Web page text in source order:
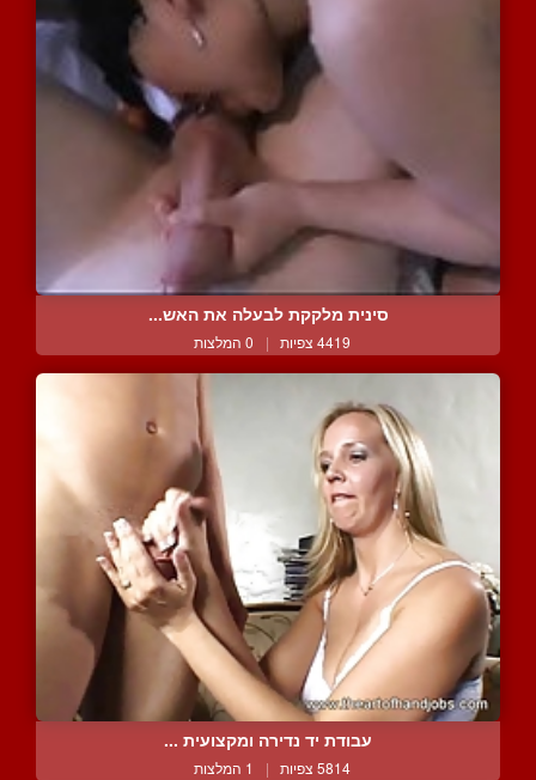
סינית מלקקת לבעלה את האש...
4419 צפיות | 0 המלצות
עבודת יד נדירה ומקצועית ...
5814 צפיות | 1 המלצות